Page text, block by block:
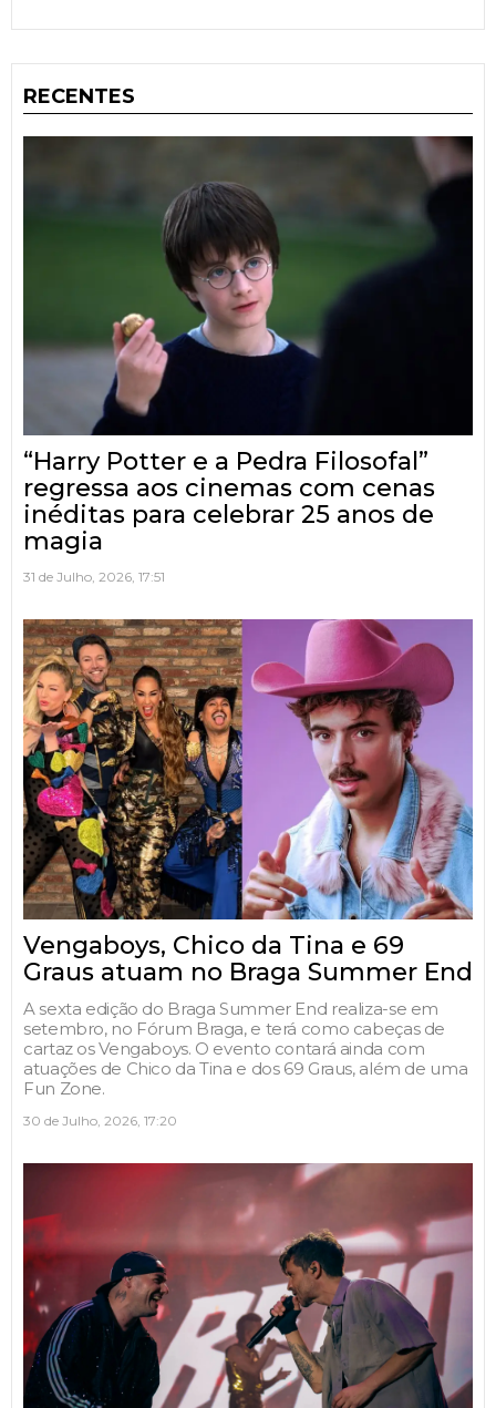
RECENTES
“Harry Potter e a Pedra Filosofal”
regressa aos cinemas com cenas
inéditas para celebrar 25 anos de
magia
31 de Julho, 2026, 17:51
Vengaboys, Chico da Tina e 69
Graus atuam no Braga Summer End
A sexta edição do Braga Summer End realiza-se em
setembro, no Fórum Braga, e terá como cabeças de
cartaz os Vengaboys. O evento contará ainda com
atuações de Chico da Tina e dos 69 Graus, além de uma
Fun Zone.
30 de Julho, 2026, 17:20